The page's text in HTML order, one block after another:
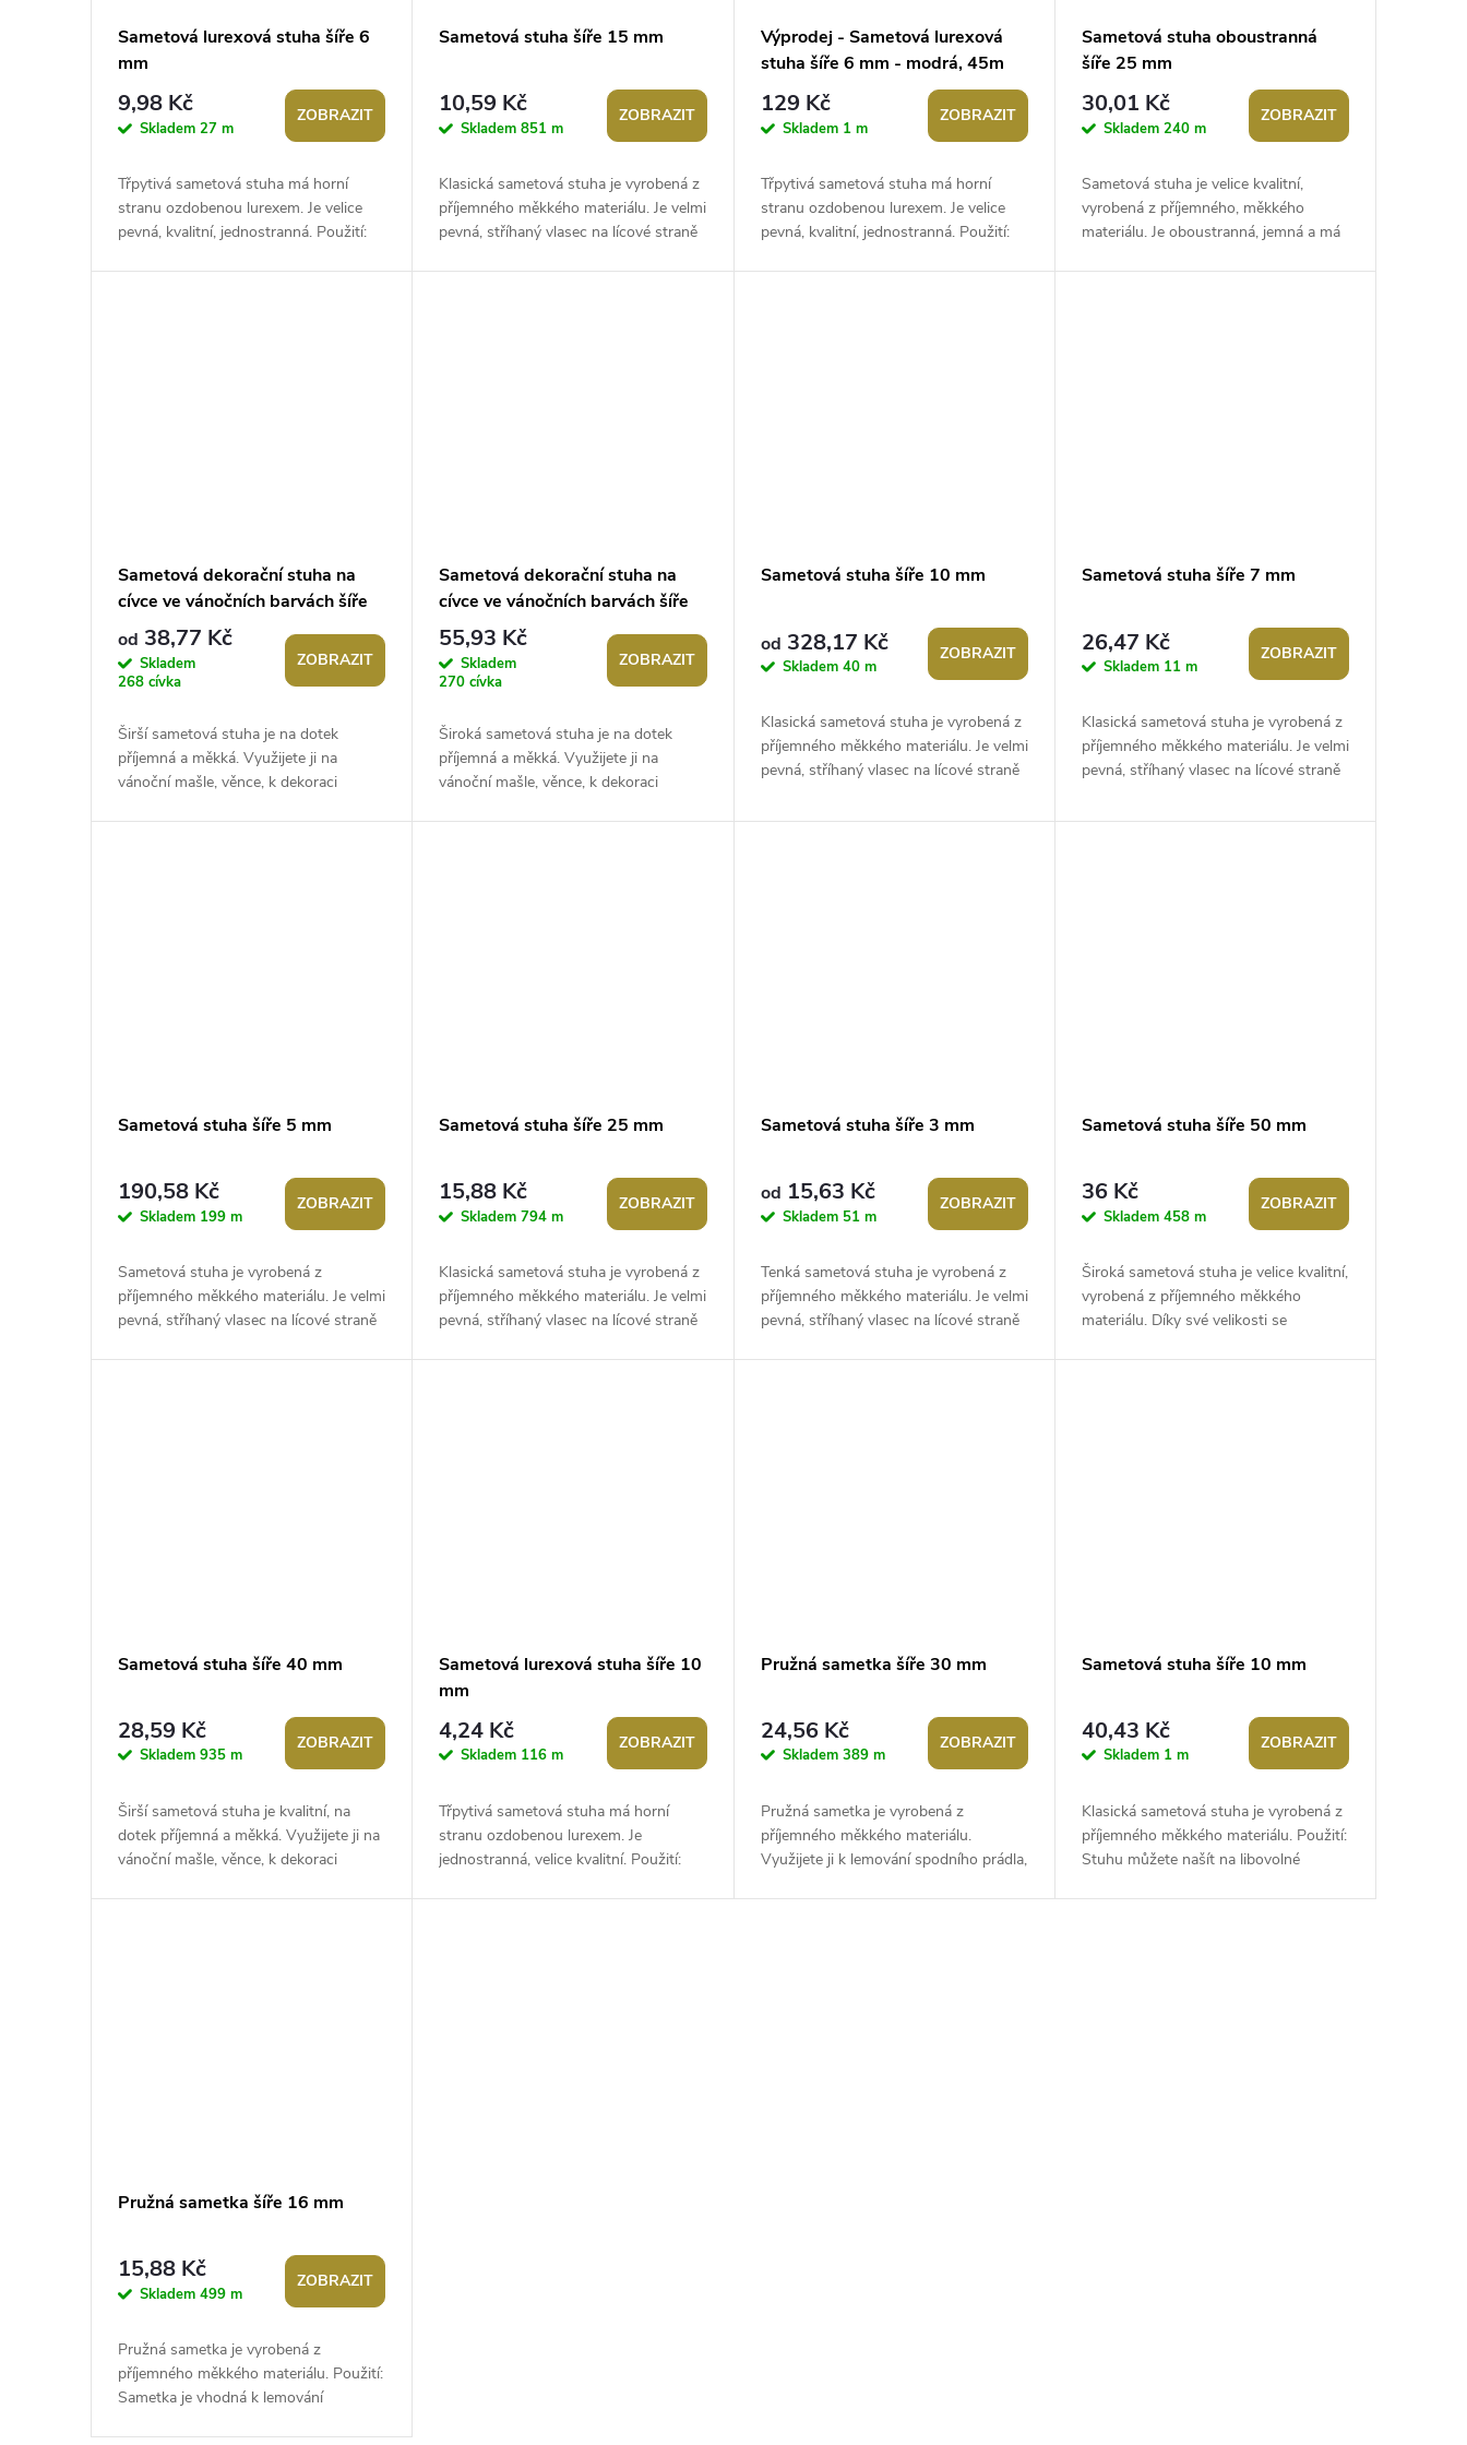
ů
Sametová lurexová stuha šíře 6
mm
9,98 Kč
Skladem 27 m
ZOBRAZIT
Třpytivá sametová stuha má horní
stranu ozdobenou lurexem. Je velice
pevná, kvalitní, jednostranná. Použití:
Sametová stuha šíře 15 mm
10,59 Kč
Skladem851 m
ZOBRAZIT
Klasická sametová stuha je vyrobená z
příjemného měkkého materiálu. Je velmi
pevná, stříhaný vlasec na lícové straně
Výprodej - Sametová lurexová
stuha šíře 6 mm - modrá, 45m
129 Kč
Skladem 1 m
ZOBRAZIT
Třpytivá sametová stuha má horní
stranu ozdobenou lurexem. Je velice
pevná, kvalitní, jednostranná. Použití:
Sametová stuha oboustranná
šíře 25 mm
30,01 Kč
Skladem 240 m
ZOBRAZIT
Sametová stuha je velice kvalitní,
vyrobená z příjemného, měkkého
materiálu. Je oboustranná, jemná a má
Sametová dekorační stuha na
cívce ve vánočních barvách šíře
38 mm, návin 2,7 m
od 38,77 Kč
Skladem
268 cívka
ZOBRAZIT
Širší sametová stuha je na dotek
příjemná a měkká. Využijete ji na
vánoční mašle, věnce, k dekoraci
Sametová dekorační stuha na
cívce ve vánočních barvách šíře
50 mm, návin 2,7 m
55,93 Kč
Skladem
270 cívka
ZOBRAZIT
Široká sametová stuha je na dotek
příjemná a měkká. Využijete ji na
vánoční mašle, věnce, k dekoraci
Sametová stuha šíře 10 mm
od 328,17 Kč
Skladem 40 m
ZOBRAZIT
Klasická sametová stuha je vyrobená z
příjemného měkkého materiálu. Je velmi
pevná, stříhaný vlasec na lícové straně
Sametová stuha šíře 7 mm
26,47 Kč
Skladem 11 m
ZOBRAZIT
Klasická sametová stuha je vyrobená z
příjemného měkkého materiálu. Je velmi
pevná, stříhaný vlasec na lícové straně
Sametová stuha šíře 5 mm
190,58 Kč
Skladem 199 m
ZOBRAZIT
Sametová stuha je vyrobená z
příjemného měkkého materiálu. Je velmi
pevná, stříhaný vlasec na lícové straně
Sametová stuha šíře 25 mm
15,88 Kč
Skladem794 m
ZOBRAZIT
Klasická sametová stuha je vyrobená z
příjemného měkkého materiálu. Je velmi
pevná, stříhaný vlasec na lícové straně
Sametová stuha šíře 3 mm
od 15,63 Kč
Skladem 51 m
ZOBRAZIT
Tenká sametová stuha je vyrobená z
příjemného měkkého materiálu. Je velmi
pevná, stříhaný vlasec na lícové straně
Sametová stuha šíře 50 mm
36 Kč
Skladem 458 m
ZOBRAZIT
Široká sametová stuha je velice kvalitní,
vyrobená z příjemného měkkého
materiálu. Díky své velikosti se
Sametová stuha šíře 40 mm
28,59 Kč
Skladem 935 m
ZOBRAZIT
Širší sametová stuha je kvalitní, na
dotek příjemná a měkká. Využijete ji na
vánoční mašle, věnce, k dekoraci
Sametová lurexová stuha šíře 10
mm
4,24 Kč
Skladem 116 m
ZOBRAZIT
Třpytivá sametová stuha má horní
stranu ozdobenou lurexem. Je
jednostranná, velice kvalitní. Použití:
Pružná sametka šíře 30 mm
24,56 Kč
Skladem 389 m
ZOBRAZIT
Pružná sametka je vyrobená z
příjemného měkkého materiálu.
Využijete ji k lemování spodního prádla,
Sametová stuha šíře 10 mm
40,43 Kč
Skladem 1 m
ZOBRAZIT
Klasická sametová stuha je vyrobená z
příjemného měkkého materiálu. Použití:
Stuhu můžete našít na libovolné
Pružná sametka šíře 16 mm
15,88 Kč
Skladem 499 m
ZOBRAZIT
Pružná sametka je vyrobená z
příjemného měkkého materiálu. Použití:
Sametka je vhodná k lemování